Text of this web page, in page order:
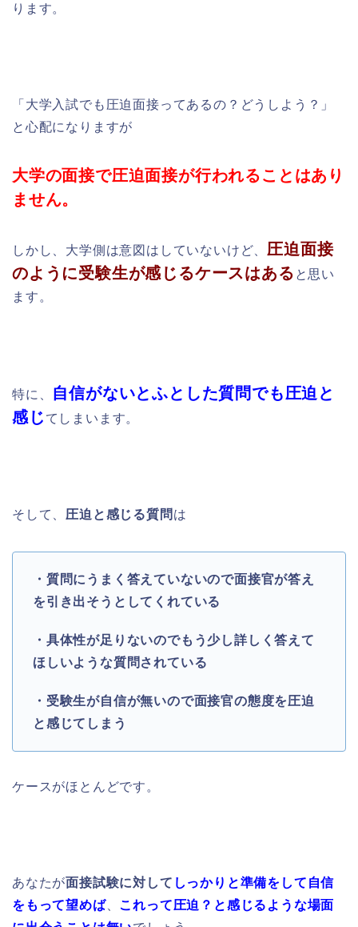
ります。
「大学入試でも圧迫面接ってあるの？どうしよう？」
と心配になりますが
大学の面接で圧迫面接が行われることはあり
ません。
しかし、 大学側は意図はしていないけど、 圧迫面接
のように受験生が感じるケースはある と思い
ます。
特に、 自信がないとふとした質問でも圧迫と
感じ てしまいます。
そして、 圧迫と感じる質問 は
・質問にうまく答えていないので面接官が答え
を引き出そうとしてくれている
・具体性が足りないのでもう少し詳しく答えて
ほしいような質問されている
・受験生が自信が無いので面接官の態度を圧迫
と感じてしまう
ケースがほとんどです。
あなたが面接試験に対して しっかりと準備をして自信
をもって望めば、 これって圧迫？と感じるような場面